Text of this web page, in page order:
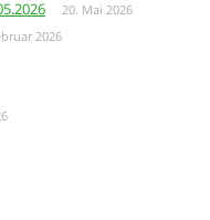
20. Mai 2026
2026